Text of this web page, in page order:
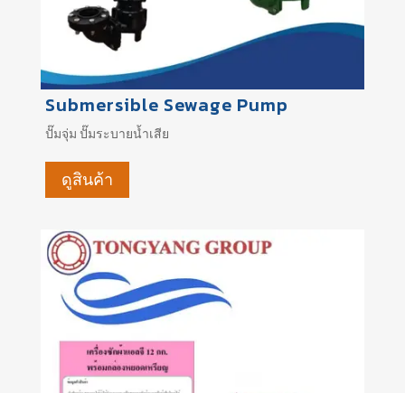
Submersible Sewage Pump
ปั๊มจุ่มปั๊มระบายน้ำเสีย
ดูสินค้า